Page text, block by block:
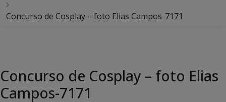
Concurso de Cosplay – foto Elias Campos-7171
Concurso de Cosplay – foto Elias
Campos-7171